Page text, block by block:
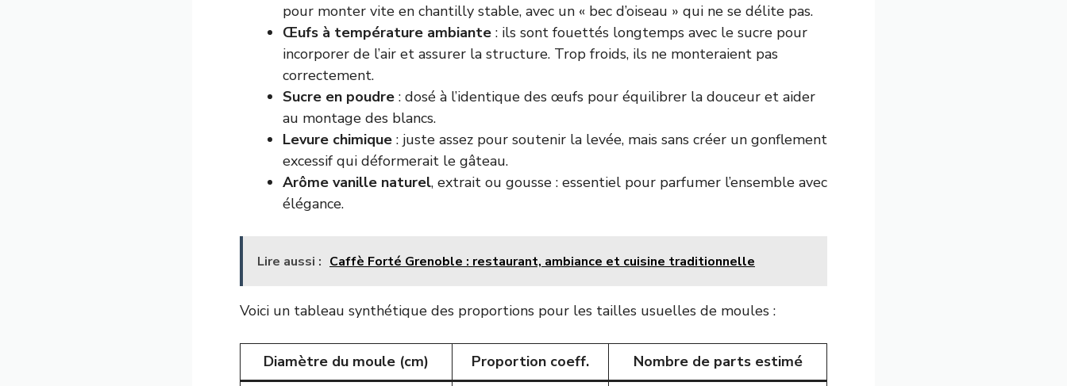
pour monter vite en chantilly stable, avec un « bec d’oiseau » qui ne se délite pas.
Œufs à température ambiante : ils sont fouettés longtemps avec le sucre pour
incorporer de l’air et assurer la structure. Trop froids, ils ne monteraient pas
correctement.
Sucre en poudre : dosé à l’identique des œufs pour équilibrer la douceur et aider
au montage des blancs.
Levure chimique : juste assez pour soutenir la levée, mais sans créer un gonflement
excessif qui déformerait le gâteau.
Arôme vanille naturel, extrait ou gousse : essentiel pour parfumer l’ensemble avec
élégance.
Lire aussi : Caffè Forté Grenoble : restaurant, ambiance et cuisine traditionnelle
Voici un tableau synthétique des proportions pour les tailles usuelles de moules :
Diamètre du moule (cm) Proportion coeff. Nombre de parts estimé